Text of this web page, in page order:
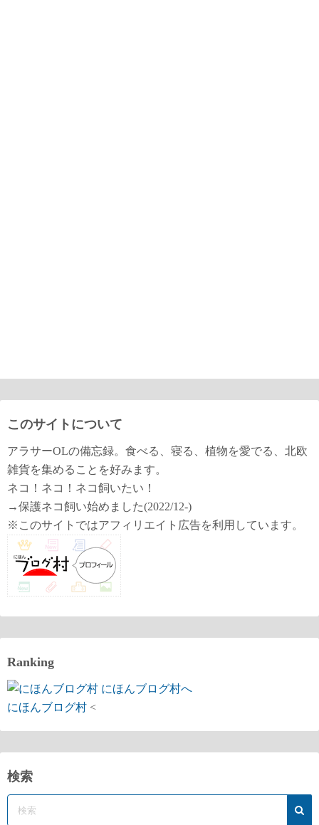
このサイトについて
アラサーOLの備忘録。食べる、寝る、植物を愛でる、北欧
雑貨を集めることを好みます。
ネコ！ネコ！ネコ飼いたい！
→保護ネコ飼い始めました(2022/12-)
※このサイトではアフィリエイト広告を利用しています。
Ranking
にほんブログ村 <
検索